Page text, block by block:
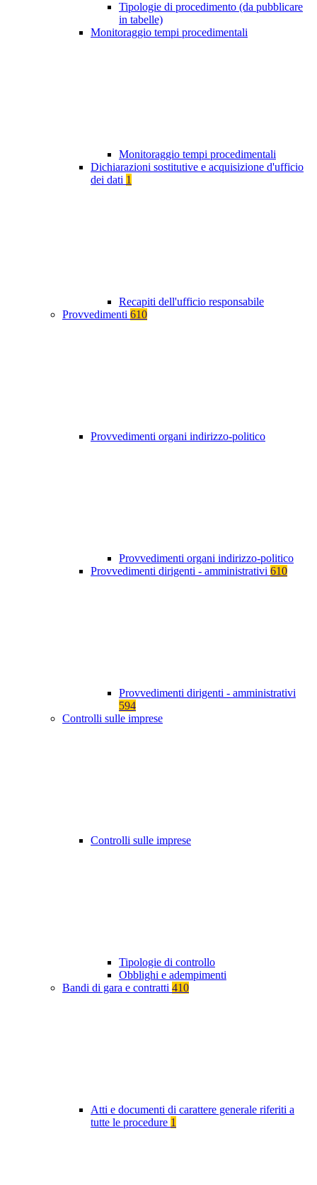
Tipologie di procedimento (da pubblicare
in tabelle)
Monitoraggio tempi procedimentali
Monitoraggio tempi procedimentali
Dichiarazioni sostitutive e acquisizione d'ufficio
dei dati 1
Recapiti dell'ufficio responsabile
Provvedimenti 610
Provvedimenti organi indirizzo-politico
Provvedimenti organi indirizzo-politico
Provvedimenti dirigenti - amministrativi 610
Provvedimenti dirigenti - amministrativi
594
Controlli sulle imprese
Controlli sulle imprese
Tipologie di controllo
Obblighi e adempimenti
Bandi di gara e contratti 410
Atti e documenti di carattere generale riferiti a
tutte le procedure 1